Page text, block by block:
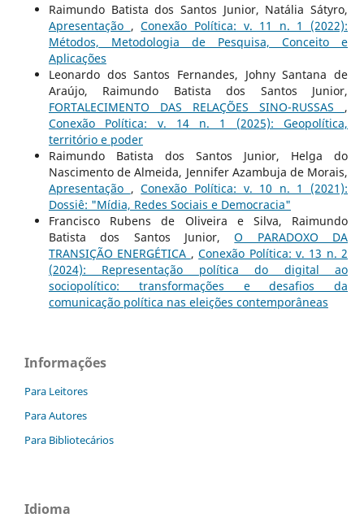
Raimundo Batista dos Santos Junior, Natália Sátyro,
Apresentação ,Conexão Política: v. 11 n. 1 (2022):
Métodos, Metodologia de Pesquisa, Conceito e
Aplicações
Leonardo dos Santos Fernandes, Johny Santana de
Araújo, Raimundo Batista dos Santos Junior,
FORTALECIMENTO DAS RELAÇÕES SINO-RUSSAS ,
Conexão Política: v. 14 n. 1 (2025): Geopolítica,
território e poder
Raimundo Batista dos Santos Junior, Helga do
Nascimento de Almeida, Jennifer Azambuja de Morais,
Apresentação ,Conexão Política: v. 10 n. 1 (2021):
Dossiê: "Mídia, Redes Sociais e Democracia"
Francisco Rubens de Oliveira e Silva, Raimundo
Batista dos Santos Junior,O PARADOXO DA
TRANSIÇÃO ENERGÉTICA ,Conexão Política: v. 13 n. 2
(2024): Representação política do digital ao
sociopolítico: transformações e desafios da
comunicação política nas eleições contemporâneas
Informações
Para Leitores
Para Autores
Para Bibliotecários
Idioma